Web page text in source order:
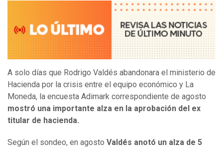
A solo días que Rodrigo Valdés abandonara el ministerio de
Hacienda por la crisis entre el equipo económico y La
Moneda, la encuesta Adimark correspondiente de agosto
mostró una importante alza en la aprobación del ex
titular de hacienda.
Según el sondeo, en agosto Valdés anotó un alza de 5